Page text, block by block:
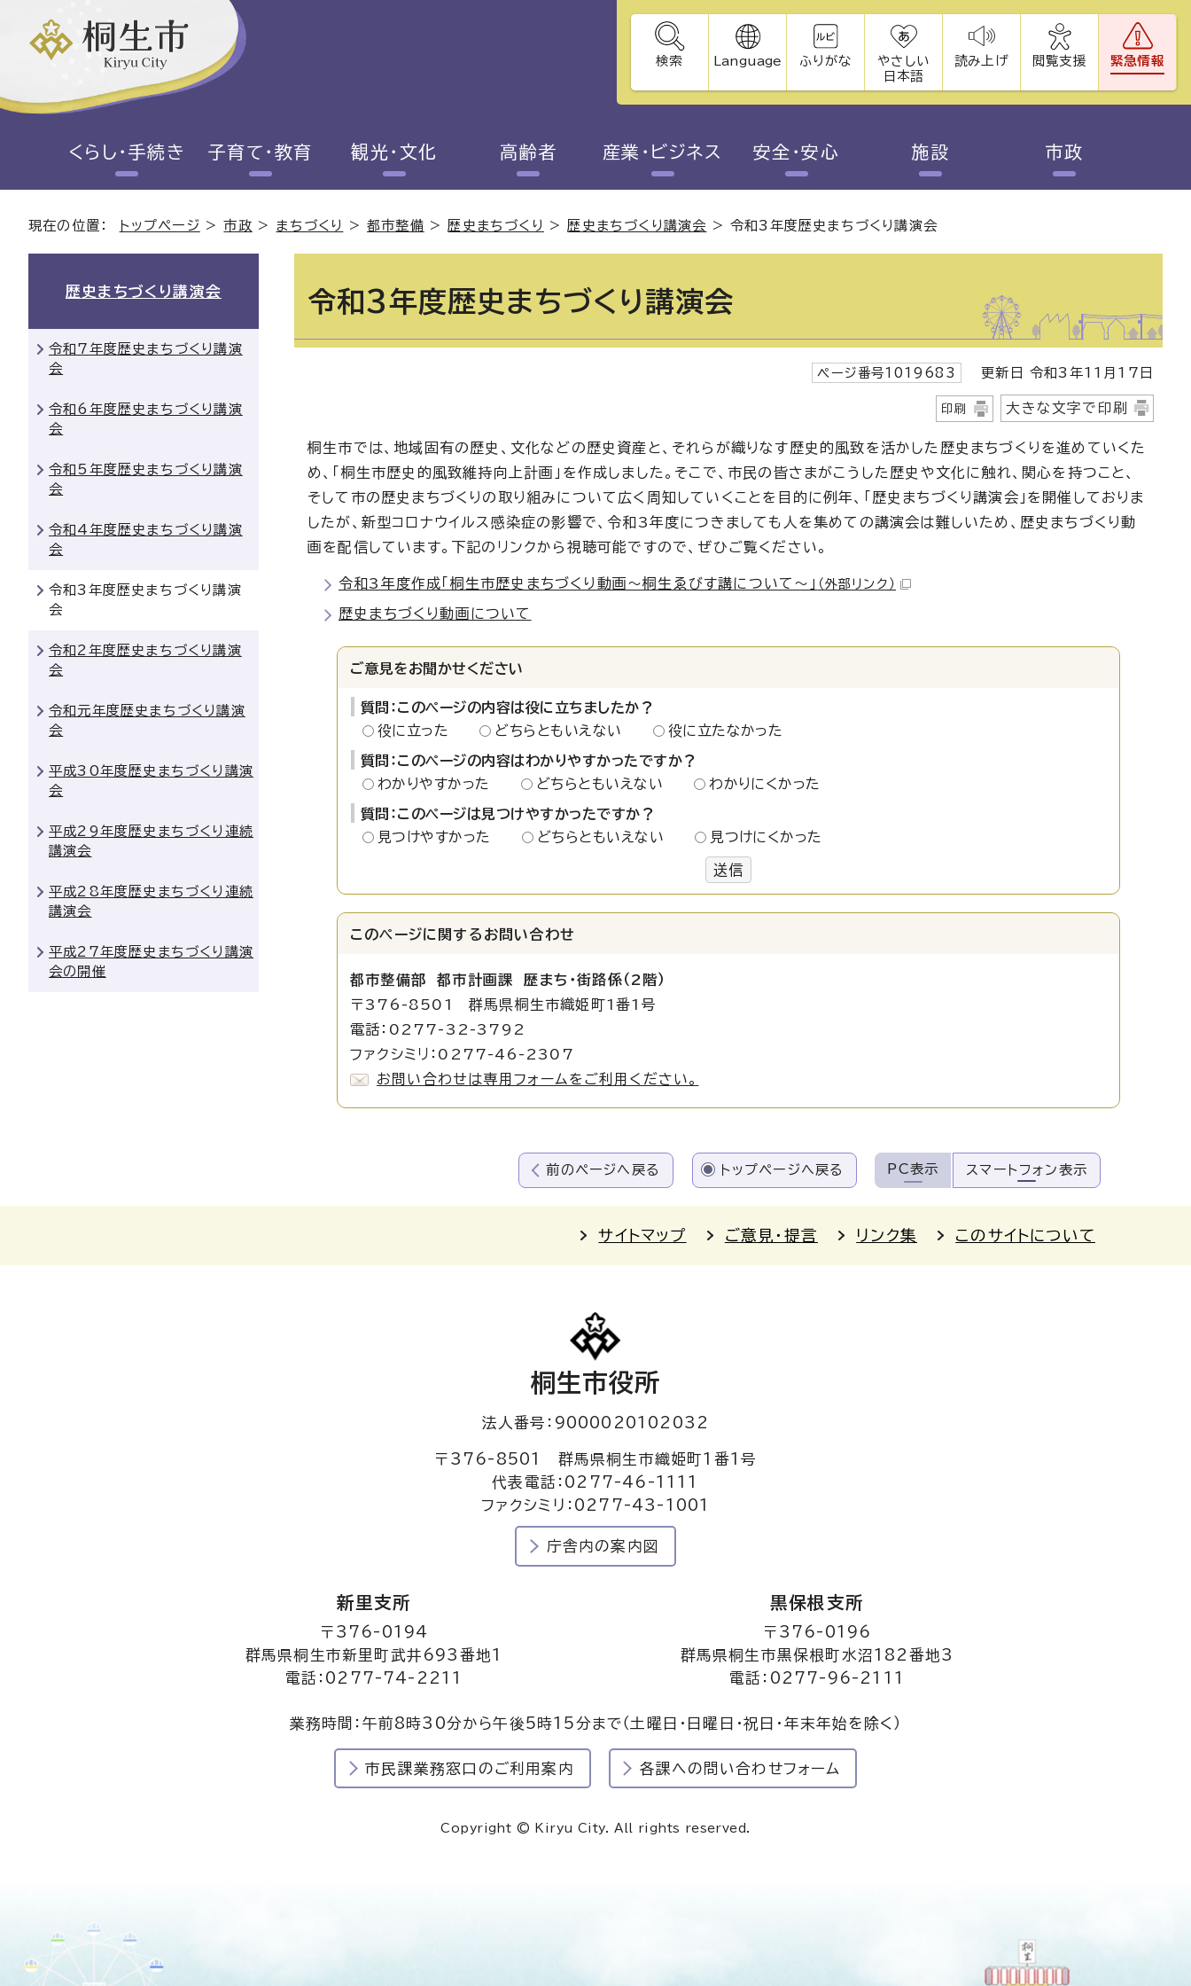
検索 Language ふりがな
やさしい
日本語
読み上げ 閲覧支援 緊急情報
くらし・手続き 子育て・教育 観光・文化 高齢者 産業・ビジネス 安全・安心 施設 市政
現在の位置： トップページ >市政 > まちづくり >都市整備 >歴史まちづくり >歴史まちづくり講演会 >令和3年度歴史まちづくり講演会
令和3年度歴史まちづくり講演会
ページ番号1019683 更新日 令和3年11月17日
印刷 大きな文字で印刷
桐生市では、地域固有の歴史、文化などの歴史資産と、それらが織りなす歴史的風致を活かした歴史まちづくりを進めていくた
め、「桐生市歴史的風致維持向上計画」を作成しました。そこで、市民の皆さまがこうした歴史や文化に触れ、関心を持つこと、
そして市の歴史まちづくりの取り組みについて広く周知していくことを目的に例年、「歴史まちづくり講演会」を開催しておりま
したが、新型コロナウイルス感染症の影響で、令和3年度につきましても人を集めての講演会は難しいため、歴史まちづくり動
画を配信しています。下記のリンクから視聴可能ですので、ぜひご覧ください。
令和3年度作成「桐生市歴史まちづくり動画～桐生ゑびす講について～」 （外部リンク）
歴史まちづくり動画について
ご意見をお聞かせください
質問：このページの内容は役に立ちましたか？
役に立った
どちらともいえない 役に立たなかった
質問：このページの内容はわかりやすかったですか？
わかりやすかった
どちらともいえない わかりにくかった
質問：このページは見つけやすかったですか？
見つけやすかった
どちらともいえない 見つけにくかった
送信
このページに関する お問い合わせ
都市整備部 都市計画課 歴まち・街路係（2階）
〒376-8501 群馬県桐生市織姫町1番1号
電話：0277-32-3792
ファクシミリ：0277-46-2307
お問い合わせは専用フォームをご利用ください。
歴史まちづくり講演会
令和7年度歴史まちづくり講演
会
令和6年度歴史まちづくり講演
会
令和5年度歴史まちづくり講演
会
令和4年度歴史まちづくり講演
会
令和3年度歴史まちづくり講演
会
令和2年度歴史まちづくり講演
会
令和元年度歴史まちづくり講演
会
平成30年度歴史まちづくり講演
会
平成29年度歴史まちづくり連続
講演会
平成28年度歴史まちづくり連続
講演会
平成27年度歴史まちづくり講演
会の開催
前のページへ戻る トップページへ戻る PC表示 スマートフォン表示
サイトマップ ご意見・提言 リンク集 このサイトについて
桐生市役所
法人番号：9000020102032
〒376-8501 群馬県桐生市織姫町1番1号
代表電話：0277-46-1111
ファクシミリ：0277-43-1001
庁舎内の案内図
新里支所
〒376-0194
群馬県桐生市新里町武井693番地1
電話：0277-74-2211
黒保根支所
〒376-0196
群馬県桐生市黒保根町水沼182番地3
電話：0277-96-2111
業務時間：午前8時30分から午後5時15分まで（土曜日・日曜日・祝日・年末年始を除く）
市民課業務窓口のご利用案内 各課への問い合わせフォーム
Copyright © Kiryu City. All rights reserved.